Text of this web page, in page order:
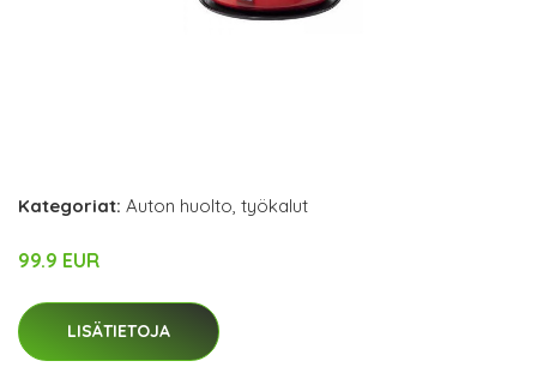
Kategoriat: Auton huolto, työkalut
99.9 EUR
LISÄTIETOJA